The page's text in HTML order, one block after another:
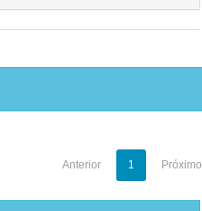
Anterior 1 Próximo